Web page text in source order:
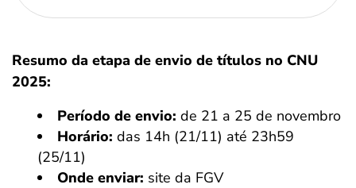
Resumo da etapa de envio de títulos no CNU
2025:
Período de envio: de 21 a 25 de novembro
Horário: das 14h (21/11) até 23h59
(25/11)
Onde enviar: site da FGV